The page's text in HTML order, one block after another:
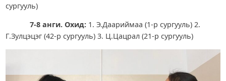
сургууль)
7-8 анги. Охид:1. Э.Даариймаа (1-р сургууль) 2.
Г.Зулцэцэг (42-р сургууль) 3. Ц.Цацрал (21-р сургууль)